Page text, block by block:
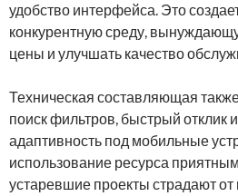
удобство интерфейса. Это
конкурентную среду,
цены и улучшать качество
Техническая составляющая
поиск фильтров, быстрый отклик
адаптивность под мобильные
использование ресурса
устаревшие проекты страдают от